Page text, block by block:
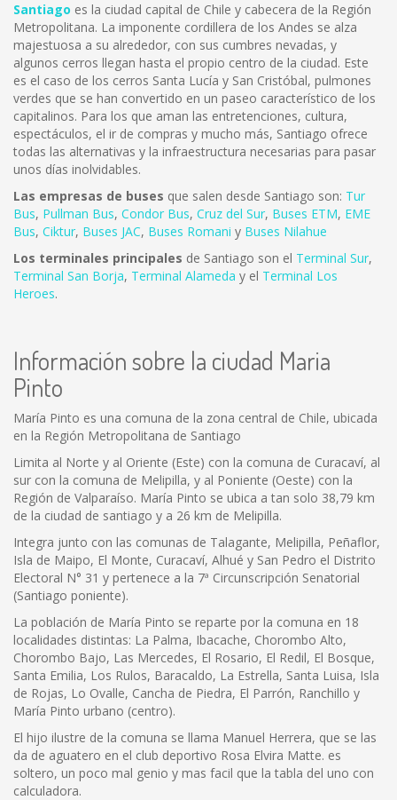
Santiago es la ciudad capital de Chile y cabecera de la Región
Metropolitana. La imponente cordillera de los Andes se alza
majestuosa a su alrededor, con sus cumbres nevadas, y
algunos cerros llegan hasta el propio centro de la ciudad. Este
es el caso de los cerros Santa Lucía y San Cristóbal, pulmones
verdes que se han convertido en un paseo característico de los
capitalinos. Para los que aman las entretenciones, cultura,
espectáculos, el ir de compras y mucho más, Santiago ofrece
todas las alternativas y la infraestructura necesarias para pasar
unos días inolvidables.
Las empresas de buses que salen desde Santiago son: Tur
Bus, Pullman Bus, Condor Bus, Cruz del Sur, Buses ETM, EME
Bus, Ciktur, Buses JAC, Buses Romani y Buses Nilahue
Los terminales principales de Santiago son el Terminal Sur,
Terminal San Borja, Terminal Alameda y el Terminal Los
Heroes.
Información sobre la ciudad Maria
Pinto
María Pinto es una comuna de la zona central de Chile, ubicada
en la Región Metropolitana de Santiago
Limita al Norte y al Oriente (Este) con la comuna de Curacaví, al
sur con la comuna de Melipilla, y al Poniente (Oeste) con la
Región de Valparaíso. María Pinto se ubica a tan solo 38,79 km
de la ciudad de santiago y a 26 km de Melipilla.
Integra junto con las comunas de Talagante, Melipilla, Peñaflor,
Isla de Maipo, El Monte, Curacaví, Alhué y San Pedro el Distrito
Electoral N° 31 y pertenece a la 7ª Circunscripción Senatorial
(Santiago poniente).
La población de María Pinto se reparte por la comuna en 18
localidades distintas: La Palma, Ibacache, Chorombo Alto,
Chorombo Bajo, Las Mercedes, El Rosario, El Redil, El Bosque,
Santa Emilia, Los Rulos, Baracaldo, La Estrella, Santa Luisa, Isla
de Rojas, Lo Ovalle, Cancha de Piedra, El Parrón, Ranchillo y
María Pinto urbano (centro).
El hijo ilustre de la comuna se llama Manuel Herrera, que se las
da de aguatero en el club deportivo Rosa Elvira Matte. es
soltero, un poco mal genio y mas facil que la tabla del uno con
calculadora.